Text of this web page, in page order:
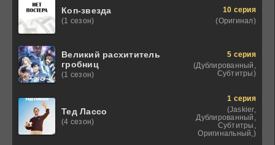
Коп-звезда
(1 сезон)
10 серия
(Оригинал)
Великий расхититель
гробниц
(1 сезон)
5 серия
(Дублированный,
Субтитры)
Тед Лассо
(4 сезон)
1 серия
(Jaskier,
Дублированный,
Субтитры,
Оригинальный,)